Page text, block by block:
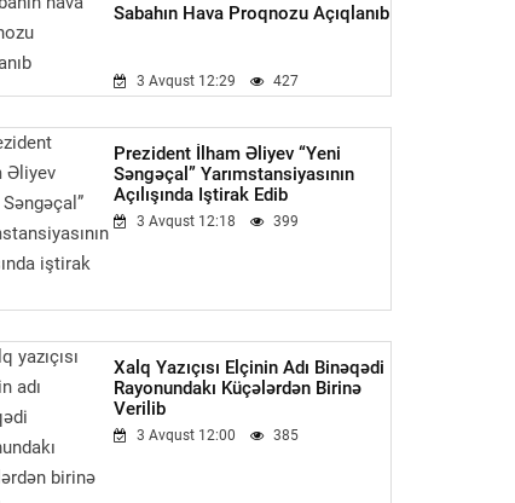
Sabahın Hava Proqnozu Açıqlanıb
3 Avqust 12:29 427
Prezident İlham Əliyev “Yeni
Səngəçal” Yarımstansiyasının
Açılışında Iştirak Edib
3 Avqust 12:18 399
Xalq Yazıçısı Elçinin Adı Binəqədi
Rayonundakı Küçələrdən Birinə
Verilib
3 Avqust 12:00 385